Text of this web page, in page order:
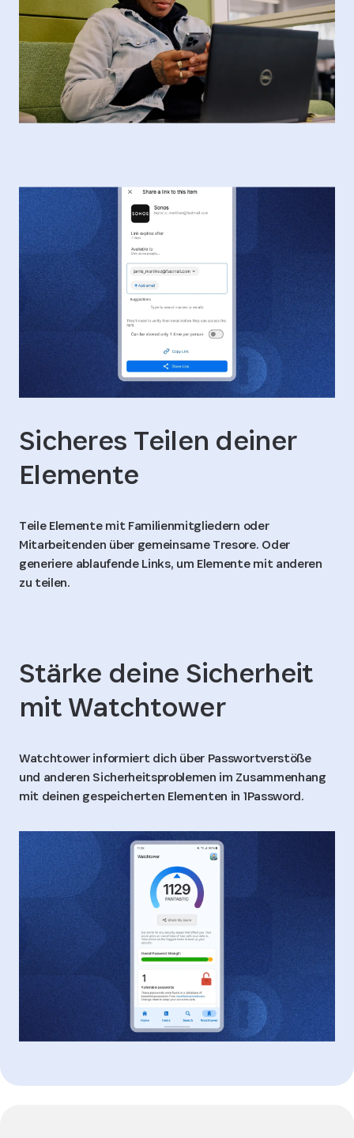
Sicheres Teilen deiner
Elemente
Teile Elemente mit Familienmitgliedern oder
Mitarbeitenden über gemeinsame Tresore. Oder
generiere ablaufende Links, um Elemente mit anderen
zu teilen.
Stärke deine Sicherheit
mit Watchtower
Watchtower informiert dich über Passwortverstöße
und anderen Sicherheitsproblemen im Zusammenhang
mit deinen gespeicherten Elementen in 1Password.